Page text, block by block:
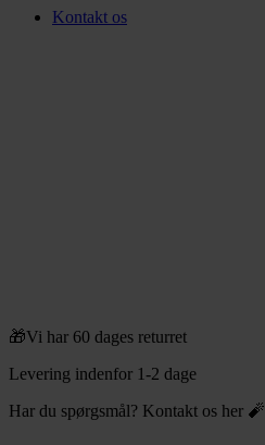
Kontakt os
🎁Vi har 60 dages returret
Levering indenfor 1-2 dage
Har du spørgsmål? Kontakt os her 🧨